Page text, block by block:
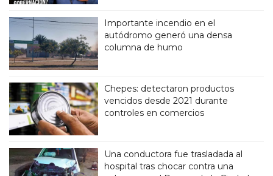
Importante incendio en el
autódromo generó una densa
columna de humo
Chepes: detectaron productos
vencidos desde 2021 durante
controles en comercios
Una conductora fue trasladada al
hospital tras chocar contra una